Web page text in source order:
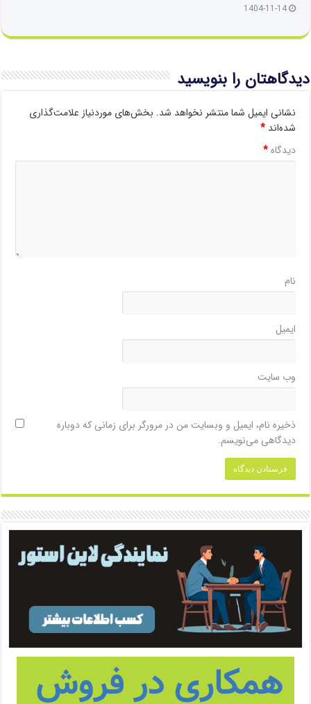
1404-11-14
دیدگاهتان را بنویسید
نشانی ایمیل شما منتشر نخواهد شد. بخش‌های موردنیاز علامت‌گذاری
شده‌اند*
دیدگاه*
نام
ایمیل
وب‌ سایت
ذخیره نام، ایمیل و وبسایت من در مرورگر برای زمانی که دوباره
دیدگاهی می‌نویسم.